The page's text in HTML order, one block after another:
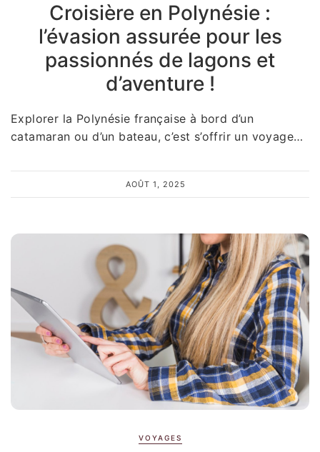
Croisière en Polynésie :
l’évasion assurée pour les
passionnés de lagons et
d’aventure !
Explorer la Polynésie française à bord d’un
catamaran ou d’un bateau, c’est s’offrir un voyage…
AOÛT 1, 2025
VOYAGES